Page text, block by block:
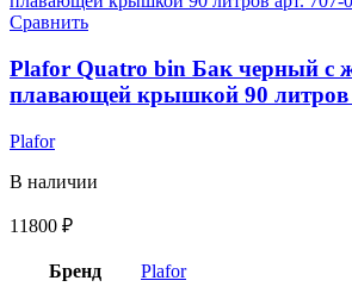
Сравнить
Plafor Quatro bin Бак черный с
плавающей крышкой 90 литров
Plafor
В наличии
11800 ₽
Бренд Plafor